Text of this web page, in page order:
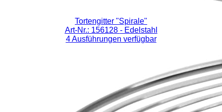
Tortengitter "Spirale"
Art-Nr.: 156128 - Edelstahl
4 Ausführungen verfügbar